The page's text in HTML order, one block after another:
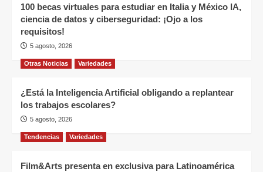
100 becas virtuales para estudiar en Italia y México IA,
ciencia de datos y ciberseguridad: ¡Ojo a los
requisitos!
5 agosto, 2026
Otras Noticias Variedades
¿Está la Inteligencia Artificial obligando a replantear
los trabajos escolares?
5 agosto, 2026
Tendencias Variedades
Film&Arts presenta en exclusiva para Latinoamérica